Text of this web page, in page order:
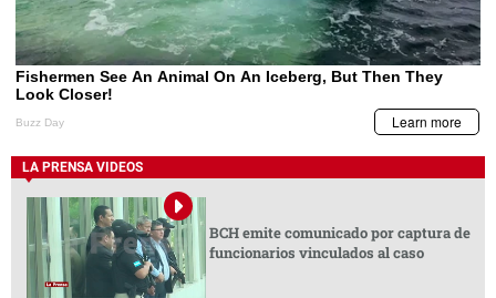
LA PRENSA VIDEOS
BCH emite comunicado por captura de
funcionarios vinculados al caso